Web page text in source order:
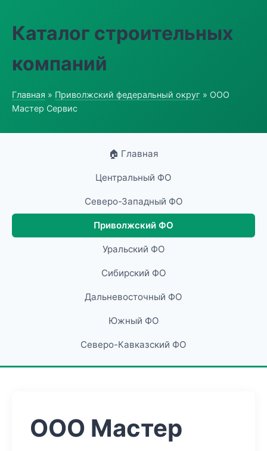
Каталог строительных
компаний
Главная » Приволжский федеральный округ » ООО
Мастер Сервис
🏠 Главная
Центральный ФО
Северо-Западный ФО
Приволжский ФО
Уральский ФО
Сибирский ФО
Дальневосточный ФО
Южный ФО
Северо-Кавказский ФО
ООО Мастер